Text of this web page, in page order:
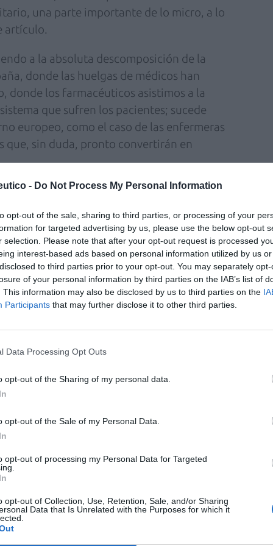
- Do Not Process My Personal Information
opt-out of the sale, sharing to third parties, or processing of your
for targeted advertising by us, please use the below opt-out
selection. Please note that after your opt-out request is processed
interest-based ads based on personal information utilized by us
to third parties prior to your opt-out. You may separately
of your personal information by third parties on the IAB’s list of
This information may also be disclosed by us to third parties on the
Participants that may further disclose it to other third parties.
Data Processing Opt Outs
opt-out of the Sharing of my personal data.
opt-out of the Sale of my Personal Data.
opt-out of processing my Personal Data for Targeted
opt-out of Collection, Use, Retention, Sale, and/or Sharing
Data that Is Unrelated with the Purposes for which it
una parte importante de lo micro, a lo
artículo.
a la absoluta descomposición de la
donde las huelgas de médicos han
donde los farmacéuticos asistimos a la
que sufren los pacientes; sucede
europeo, como el caso de las enfermeras
que, sin duda, pronto convertirán en
ofrecer y recuperar una atención primaria
también, se ofrecía hace unos años.
que posiblemente no existió, pero que
el sueño de los profesionales a los que
han pasado y que, si la atención
culpa de las carencias presupuestarias
se debe al hecho de que su estructura
más presupuesto, en la certeza de que
ahorrar costes mucho más elevados en
social. Lo que necesita la atención
centrada en los medicamentos como
por la incorporación de otros
de los agentes sociales de los
de salud y, en definitiva, por concebir la
allá de la mera ausencia de enfermedad.
con atribuciones y responsabilidades,
se hace imprescindible. Mantenerlos como
un lujo que la sociedad no se puede
que para superar los grandes retos que